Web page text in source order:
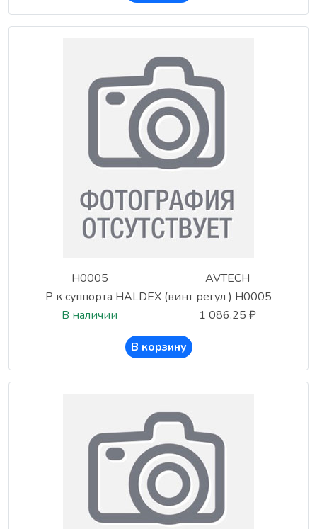
H0005
AVTECH
Р к суппорта HALDEX (винт регул ) H0005
В наличии
1 086.25 ₽
В корзину